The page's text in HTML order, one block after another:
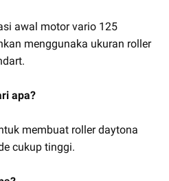
awal motor vario 125
menggunaka ukuran roller
apa?
membuat roller daytona
cukup tinggi.